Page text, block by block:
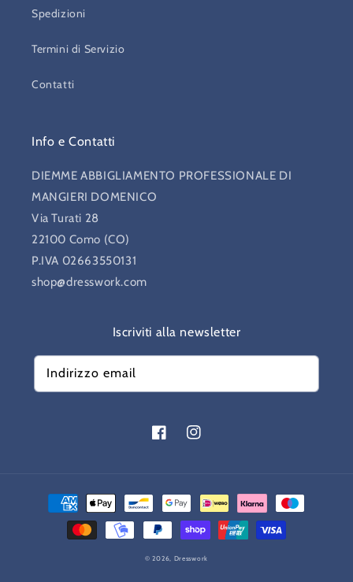
Spedizioni
Termini di Servizio
Contatti
Info e Contatti
DIEMME ABBIGLIAMENTO PROFESSIONALE DI
MANGIERI DOMENICO
Via Turati 28
22100 Como (CO)
P.IVA 02663550131
shop@dresswork.com
Iscriviti alla newsletter
Indirizzo email
FacebookInstagram
Metodi
pagamento
© 2026, Dresswork